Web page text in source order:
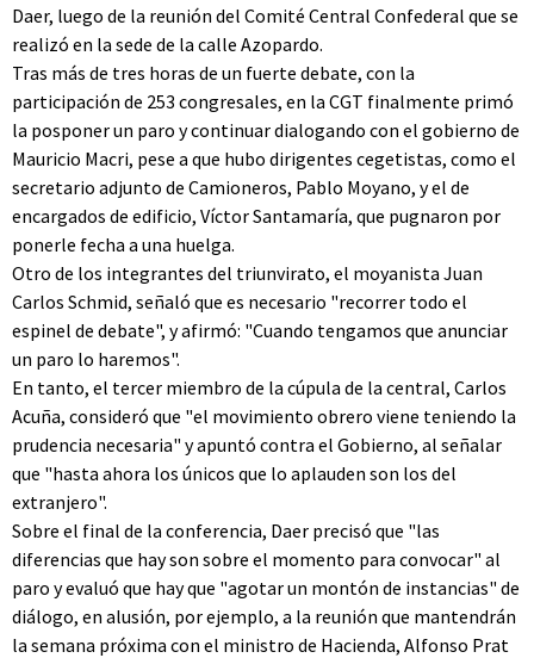
Daer, luego de la reunión del Comité Central Confederal que se
realizó en la sede de la calle Azopardo.
Tras más de tres horas de un fuerte debate, con la
participación de 253 congresales, en la CGT finalmente primó
la posponer un paro y continuar dialogando con el gobierno de
Mauricio Macri, pese a que hubo dirigentes cegetistas, como el
secretario adjunto de Camioneros, Pablo Moyano, y el de
encargados de edificio, Víctor Santamaría, que pugnaron por
ponerle fecha a una huelga.
Otro de los integrantes del triunvirato, el moyanista Juan
Carlos Schmid, señaló que es necesario "recorrer todo el
espinel de debate", y afirmó: "Cuando tengamos que anunciar
un paro lo haremos".
En tanto, el tercer miembro de la cúpula de la central, Carlos
Acuña, consideró que "el movimiento obrero viene teniendo la
prudencia necesaria" y apuntó contra el Gobierno, al señalar
que "hasta ahora los únicos que lo aplauden son los del
extranjero".
Sobre el final de la conferencia, Daer precisó que "las
diferencias que hay son sobre el momento para convocar" al
paro y evaluó que hay que "agotar un montón de instancias" de
diálogo, en alusión, por ejemplo, a la reunión que mantendrán
la semana próxima con el ministro de Hacienda, Alfonso Prat